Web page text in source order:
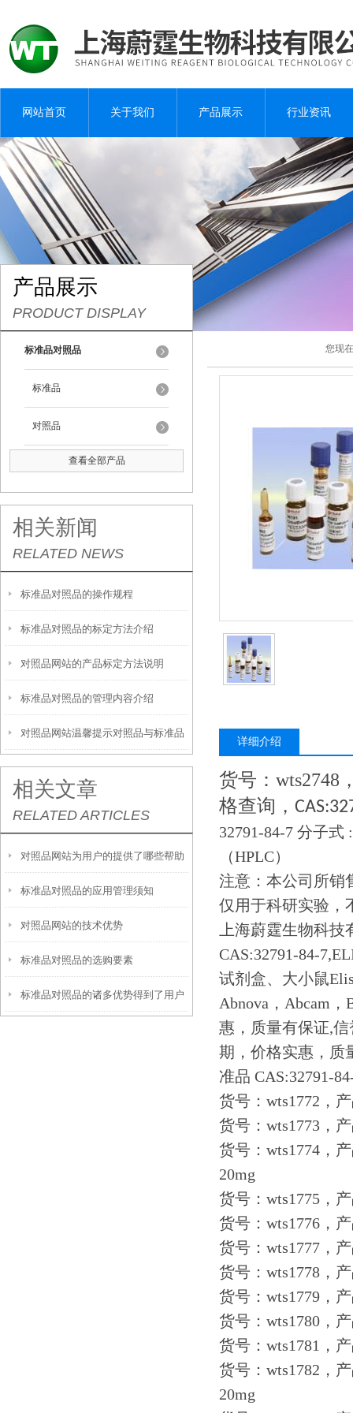
网站首页 关于我们 产品展示 行业资讯
产品展示
PRODUCT DISPLAY
标准品对照品
标准品
对照品
查看全部产品
相关新闻
RELATED NEWS
标准品对照品的操作规程
标准品对照品的标定方法介绍
对照品网站的产品标定方法说明
标准品对照品的管理内容介绍
对照品网站温馨提示对照品与标准品
的区别
相关文章
RELATED ARTICLES
对照品网站为用户的提供了哪些帮助
标准品对照品的应用管理须知
对照品网站的技术优势
标准品对照品的选购要素
标准品对照品的诸多优势得到了用户
您现
详细介绍
货号： wts2748
格查询，
32791-84-7 分子式
（HPLC）
注意：本公司所销
仅用于科研实验，
上海蔚霆生物科
CAS:32791-84-
试剂盒、大小鼠
Abnova，Abcam
惠，质量有保证,
期，价格实惠，质
准品 CAS:32791-
货号：wts1772，
货号：wts1773，
货号：wts1774，
20mg
货号：wts1775，
货号：wts1776，
货号：wts1777，
货号：wts1778，
货号：wts1779，
货号：wts1780，
货号：wts1781，
货号：wts1782，
20mg